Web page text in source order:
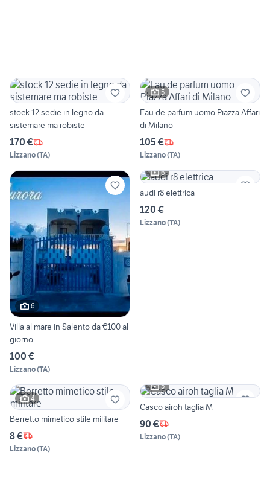
stock 12 sedie in legno da
sistemare ma robiste
170 €
Lizzano(TA)
5
Eau de parfum uomo Piazza Affari
di Milano
105 €
Lizzano(TA)
6
Villa al mare in Salento da €100 al
giorno
100 €
Lizzano(TA)
6
audi r8 elettrica
120 €
Lizzano(TA)
4
Berretto mimetico stile militare
8 €
Lizzano(TA)
5
Casco airoh taglia M
90 €
Lizzano(TA)